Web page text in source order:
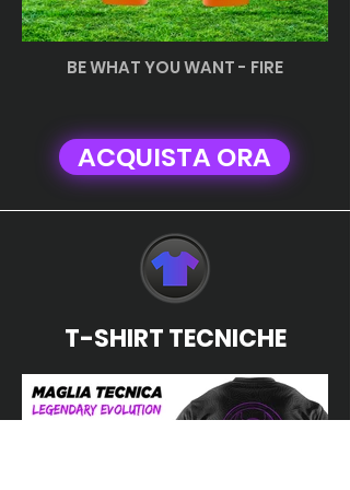
BE WHAT YOU WANT - FIRE
ACQUISTA ORA
T-SHIRT TECNICHE